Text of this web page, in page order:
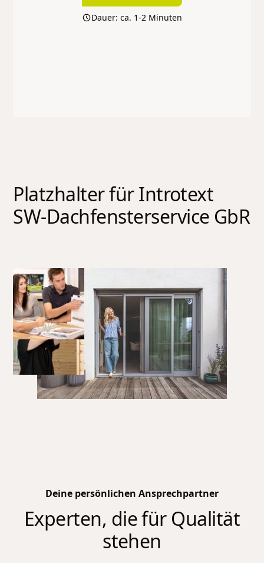
Dauer: ca. 1-2 Minuten
Platzhalter für Introtext
SW-Dachfensterservice GbR
Deine persönlichen Ansprechpartner
Experten, die für Qualität
stehen